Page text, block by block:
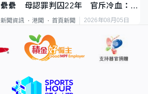
纍纍 母認罪判囚22年 官斥冷血：同
類案最惡劣
新聞資訊 港聞 首頁新聞 2026年08月05日